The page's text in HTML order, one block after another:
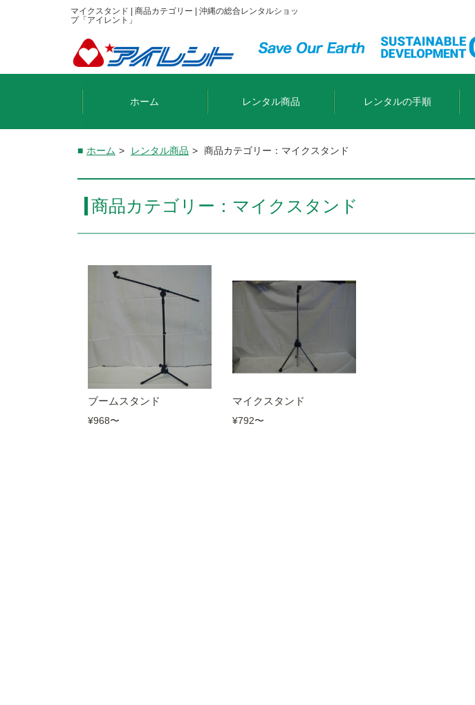
マイクスタンド | 商品カテゴリー | 沖縄の総合レンタルショッ
プ「アイレント」
ホーム レンタル商品 レンタルの手順
ホーム > レンタル商品 > 商品カテゴリー：マイクスタンド
商品カテゴリー：マイクスタンド
ブームスタンド
¥968〜
マイクスタンド
¥792〜